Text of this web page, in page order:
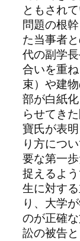
ともされ
問題の根
た当事者
代の副学
合いを重
束）や建
部が白紙
らせてき
寶氏が表
り方につ
要な第一
捉えるよ
生に対す
り、大学
のが正確
訟の被告